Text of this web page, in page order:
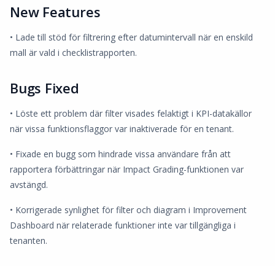
New Features
• Lade till stöd för filtrering efter datumintervall när en enskild
mall är vald i checklistrapporten.
Bugs Fixed
• Löste ett problem där filter visades felaktigt i KPI-datakällor
när vissa funktionsflaggor var inaktiverade för en tenant.
• Fixade en bugg som hindrade vissa användare från att
rapportera förbättringar när Impact Grading-funktionen var
avstängd.
• Korrigerade synlighet för filter och diagram i Improvement
Dashboard när relaterade funktioner inte var tillgängliga i
tenanten.